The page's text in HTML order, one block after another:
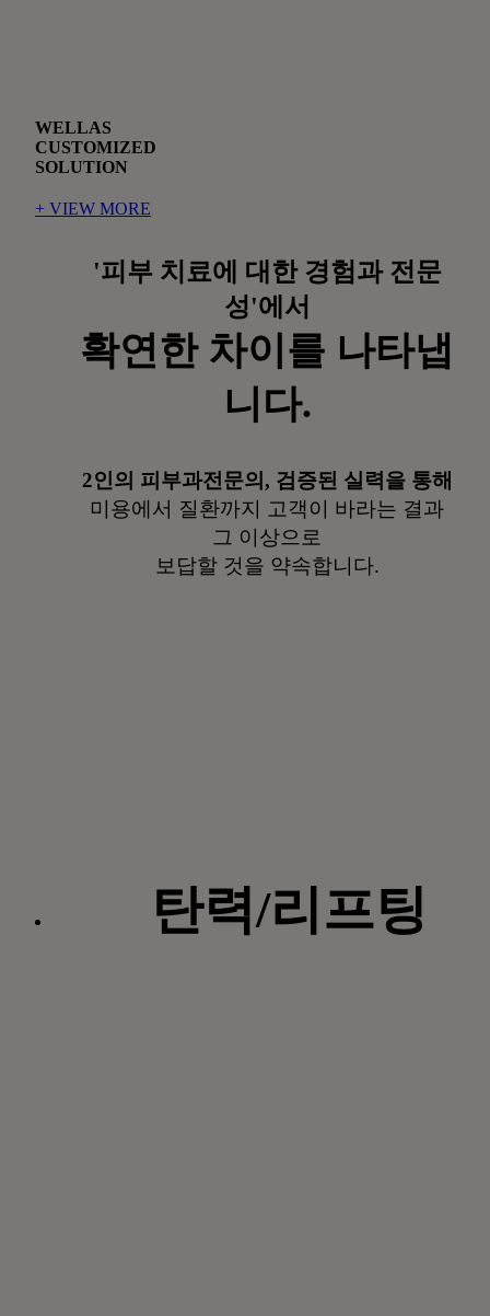
WELLAS
CUSTOMIZED
SOLUTION
+ VIEW MORE
'피부 치료에 대한 경험과 전문
성'에서
확연한 차이를 나타냅
니다.
2인의 피부과전문의, 검증된 실력을 통해
미용에서 질환까지 고객이 바라는 결과
그 이상으로
보답할 것을 약속합니다.
탄력/리프팅